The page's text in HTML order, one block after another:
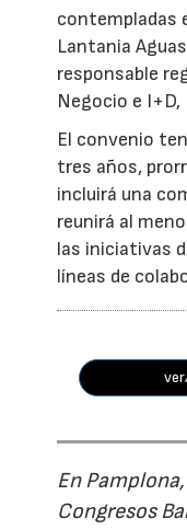
contempladas
Lantania
responsable
Negocio e
El convenio
tres años,
incluirá una
reunirá al
las iniciativas
líneas de
En
Congresos